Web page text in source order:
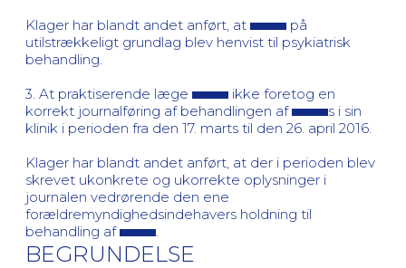
Klager har blandt andet anført, at
på
utilstrækkeligt grundlag blev henvist til psykiatrisk
behandling.
3. At praktiserende læge
ikke foretog en
korrekt journalføring af behandlingen af
s i sin
klinik i perioden fra den 17. marts til den 26. april 2016.
Klager har blandt andet anført, at der i perioden blev
skrevet ukonkrete og ukorrekte oplysninger i
journalen vedrørende den ene
forældremyndighedsindehavers holdning til
behandling af
BEGRUNDELSE